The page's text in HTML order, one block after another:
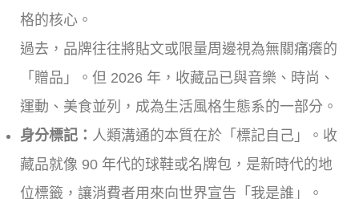
格的核心。
過去，品牌往往將貼文或限量周邊視為無關痛癢的
「贈品」。但 2026 年，收藏品已與音樂、時尚、
運動、美食並列，成為生活風格生態系的一部分。
身分標記： 人類溝通的本質在於「標記自己」。收
藏品就像 90 年代的球鞋或名牌包，是新時代的地
位標籤，讓消費者用來向世界宣告「我是誰」。